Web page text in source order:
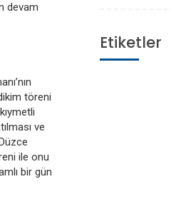
devam
töreni
ve
ile onu
bir gün
Etiketler